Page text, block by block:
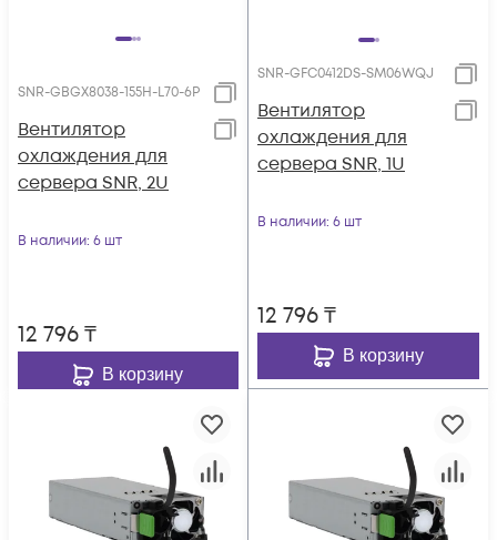
SNR-GBGX8038-155H-L70-6P
Вентилятор
охлаждения для
сервера SNR, 2U
В наличии: 6 шт
12 796₸
В корзину
SNR-GFC0412DS-SM06WQJ
Вентилятор
охлаждения для
сервера SNR, 1U
В наличии: 6 шт
12 796₸
В корзину